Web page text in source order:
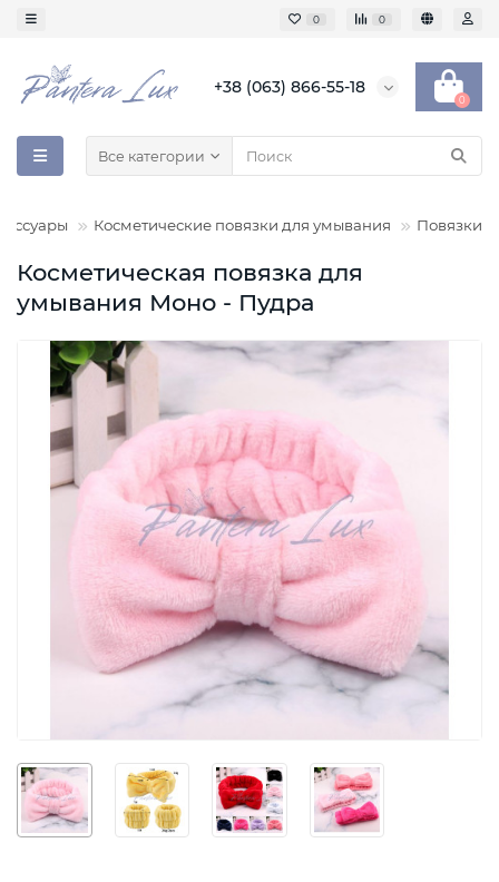
0 0
+38 (063) 866-55-18
0
Все категории
Косметические повязки для умывания Повязки
Косметическая повязка для
умывания Моно - Пудра